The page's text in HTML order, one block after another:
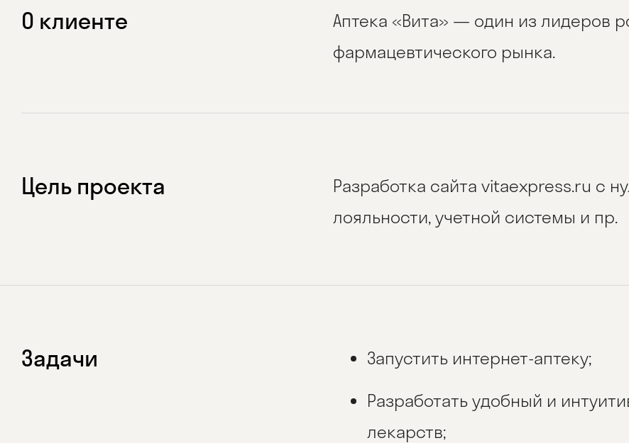
О клиенте
Аптека «Вита» — один из лидеров
фармацевтического рынка.
Цель проекта
Разработка сайта vitaexpress.ru c
лояльности, учетной системы и пр.
Задачи
Запустить интернет-аптеку;
Разработать удобный и
лекарств;